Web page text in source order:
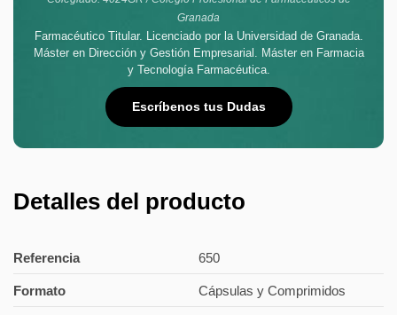
Granada
Farmacéutico Titular. Licenciado por la Universidad de Granada.
Máster en Dirección y Gestión Empresarial. Máster en Farmacia
y Tecnología Farmacéutica.
Escríbenos tus Dudas
Detalles del producto
Referencia 650
Formato Cápsulas y Comprimidos